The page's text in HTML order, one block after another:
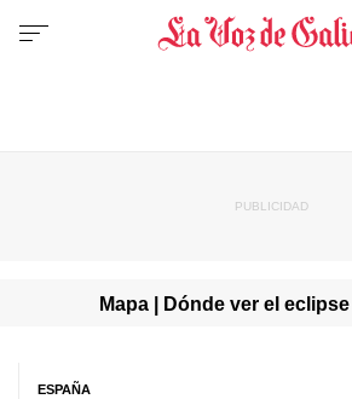
Mapa | Dónde ver el
ESPAÑA